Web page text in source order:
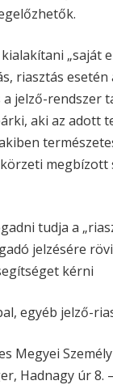
„saját
riasztás
jelző-rendszer
aki az adott
tudja a
jelzésére
kérni
egyéb jelző-
Megyei
Hadnagy úr 8.